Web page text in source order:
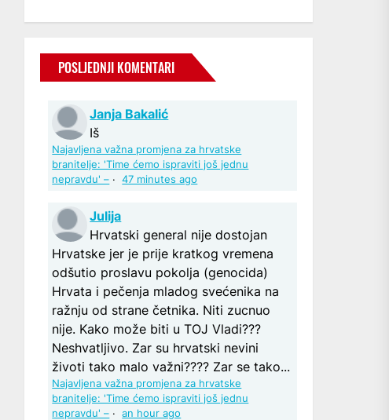
POSLJEDNJI KOMENTARI
Janja Bakalić
Iš
Najavljena važna promjena za hrvatske
branitelje: 'Time ćemo ispraviti još jednu
nepravdu' – ·47 minutes ago
Julija
Hrvatski general nije dostojan
Hrvatske jer je prije kratkog vremena
odšutio proslavu pokolja (genocida)
Hrvata i pečenja mladog svećenika na
ražnju od strane četnika. Niti zucnuo
nije. Kako može biti u TOJ Vladi???
Neshvatljivo. Zar su hrvatski nevini
životi tako malo važni???? Zar se tako...
Najavljena važna promjena za hrvatske
branitelje: 'Time ćemo ispraviti još jednu
nepravdu' – ·an hour ago